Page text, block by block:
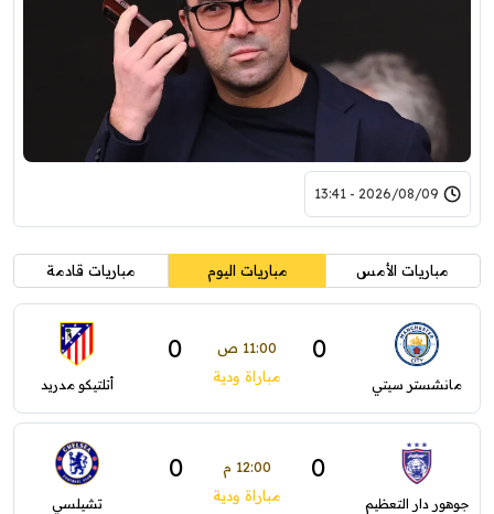
2026/08/09 - 13:41
مباريات الأمس مباريات اليوم مباريات قادمة
مانشستر سيتي
0 11:00 ص 0
مباراة ودية أتلتيكو مدريد
جوهور دار التعظيم
0 12:00 م 0
مباراة ودية تشيلسي